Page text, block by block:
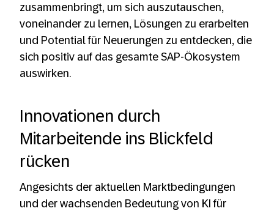
zusammenbringt, um sich auszutauschen,
voneinander zu lernen, Lösungen zu erarbeiten
und Potential für Neuerungen zu entdecken, die
sich positiv auf das gesamte SAP-Ökosystem
auswirken.
Innovationen durch
Mitarbeitende ins Blickfeld
rücken
Angesichts der aktuellen Marktbedingungen
und der wachsenden Bedeutung von KI für